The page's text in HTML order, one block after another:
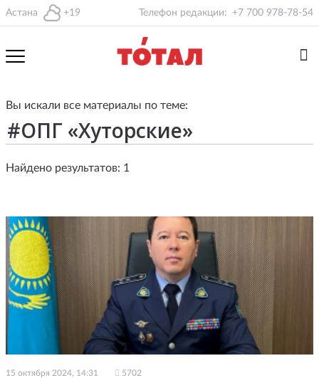
Астана +19 Телефон редакции: +7 700 978-78-54
Вы искали все материалы по теме:
Найдено результатов: 1
15 октября 2024, 14:31 5702